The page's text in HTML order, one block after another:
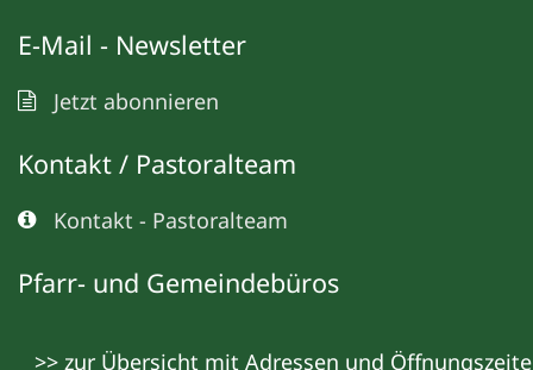
E-Mail - Newsletter
Jetzt abonnieren
Kontakt / Pastoralteam
Kontakt - Pastoralteam
Pfarr- und Gemeindebüros
>> zur Übersicht mit Adressen und